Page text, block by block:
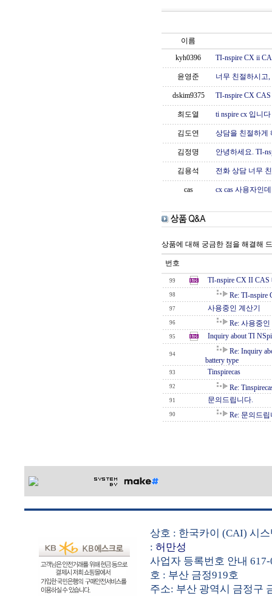
이름
kyh0396
TI-nspire CX ii
윤영준 너무 친절하시고
dskim9375 TI-nspire CX
최도열 ti nspire cx 입니다
김도연 상담을 친절하게
김정명 안녕하세요. TI-
김용석 전화 상담 너무
cas cx cas 사용자인
상품에 대해 궁금한 점을 해결해
번호
99 TI-nspire CX II
98 Re: TI-
97 사용중인 계산기
96 Re: 사용중
95 Inquiry about TI
94
Re: Inquiry
battery type
93 Tinspirecas
92 Re:
91 문의드립니다.
90 Re: 문의드립
상호 : 한국카이 (CAI) 시
: 허만성
사업자 등록번호 안내
호 : 부산 금정919호
주소: 부산 광역시 금정구